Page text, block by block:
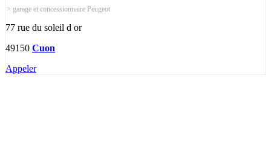
> garage et concessionnaire Peugeot
77 rue du soleil d or
49150 Cuon
Appeler